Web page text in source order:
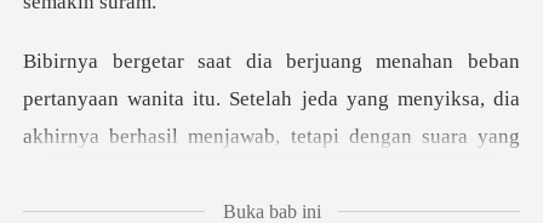
Keluar anita itu. Setelah jeda yang menyiksa, dia
akhirnya berhasil m
Buka bab ini